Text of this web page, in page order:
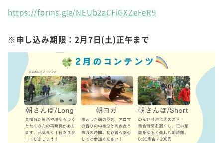
https://forms.gle/NEUb2aCFiGXZeFeR9
※申し込み期限：2月7日(土)正午まで